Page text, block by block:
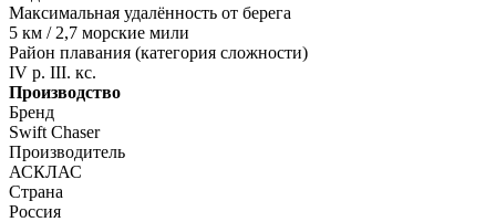
Максимальная удалённость от берега
5 км / 2,7 морские мили
Район плавания (категория сложности)
IV р. III. кс.
Производство
Бренд
Swift Chaser
Производитель
АСКЛАС
Страна
Россия